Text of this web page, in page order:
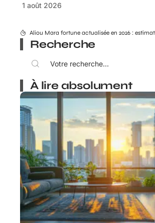
1 août 2026
Recherche
À lire absolument